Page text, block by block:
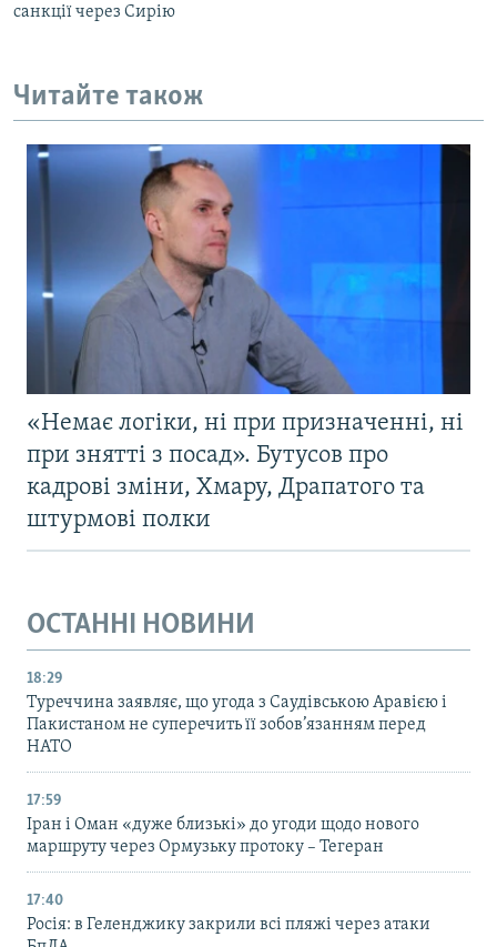
санкції через Сирію
Читайте також
«Немає логіки, ні при призначенні, ні
при знятті з посад». Бутусов про
кадрові зміни, Хмару, Драпатого та
штурмові полки
ОСТАННІ НОВИНИ
18:29
Туреччина заявляє, що угода з Саудівською Аравією і
Пакистаном не суперечить її зобов’язанням перед
НАТО
17:59
Іран і Оман «дуже близькі» до угоди щодо нового
маршруту через Ормузьку протоку – Тегеран
17:40
Росія: в Геленджику закрили всі пляжі через атаки